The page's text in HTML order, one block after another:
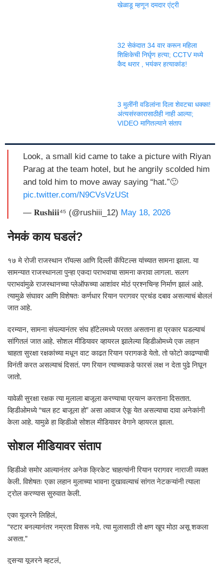
खेळाडू म्हणून दमदार एंट्री
32 सेकंदात 34 वार करून महिला
शिक्षिकेची निर्घृण हत्या; CCTV मध्ये
कैद थरार , भयंकर हत्याकांड!
3 मुलींनी वडिलांना दिला शेवटचा धक्का!
अंत्यसंस्कारासाठीही नाही आल्या;
VIDEO मागितल्याने संताप
Look, a small kid came to take a picture with Riyan
Parag at the team hotel, but he angrily scolded him
and told him to move away saying “hat.”🙂
pic.twitter.com/N9CVsVzUSt
— 𝐑𝐮𝐬𝐡𝐢𝐢𝐢⁴⁵ (@rushiii_12) May 18, 2026
नेमकं काय घडलं?
१७ मे रोजी राजस्थान रॉयल्स आणि दिल्ली कॅपिटल्स यांच्यात सामना झाला. या
सामन्यात राजस्थानला पुन्हा एकदा पराभवाचा सामना करावा लागला. सलग
पराभवांमुळे राजस्थानच्या प्लेऑफच्या आशांवर मोठं प्रश्नचिन्ह निर्माण झालं आहे.
त्यामुळे संघावर आणि विशेषतः कर्णधार रियान परागवर प्रचंड दबाव असल्याचं बोललं
जात आहे.
दरम्यान, सामना संपल्यानंतर संघ हॉटेलमध्ये परतत असताना हा प्रकार घडल्याचं
सांगितलं जात आहे. सोशल मीडियावर व्हायरल झालेल्या व्हिडीओमध्ये एक लहान
चाहता सुरक्षा रक्षकांच्या मधून वाट काढत रियान परागकडे येतो. तो फोटो काढण्याची
विनंती करत असल्याचं दिसतं. पण रियान त्याच्याकडे फारसं लक्ष न देता पुढे निघून
जातो.
यावेळी सुरक्षा रक्षक त्या मुलाला बाजूला करण्याचा प्रयत्न करताना दिसतात.
व्हिडीओमध्ये “चल हट बाजूला हो” असा आवाज ऐकू येत असल्याचा दावा अनेकांनी
केला आहे. यामुळे हा व्हिडीओ सोशल मीडियावर वेगाने व्हायरल झाला.
सोशल मीडियावर संताप
व्हिडीओ समोर आल्यानंतर अनेक क्रिकेट चाहत्यांनी रियान परागवर नाराजी व्यक्त
केली. विशेषतः एका लहान मुलाच्या भावना दुखावल्याचं सांगत नेटकऱ्यांनी त्याला
ट्रोल करण्यास सुरुवात केली.
एका यूजरने लिहिलं,
“स्टार बनल्यानंतर नम्रता विसरू नये. त्या मुलासाठी तो क्षण खूप मोठा असू शकला
असता.”
दुसऱ्या यूजरने म्हटलं,